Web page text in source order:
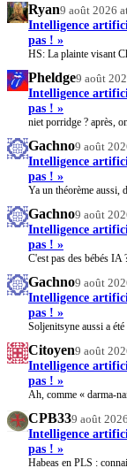
Ryan9 août 2026
Intelligence
pas ! »
HS: La plainte visant
Pheldge9 août
Intelligence
pas ! »
niet porridge ? après,
Gachno9 août
Intelligence
pas ! »
Ya un théorème aussi,
Gachno9 août
Intelligence
pas ! »
C'est pas des bébés IA
Gachno9 août
Intelligence
pas ! »
Soljenitsyne aussi a été
Citoyen9 août
Intelligence
pas ! »
Ah, comme « darma-
CPB339 août
Intelligence
pas ! »
Habeas en PLS :